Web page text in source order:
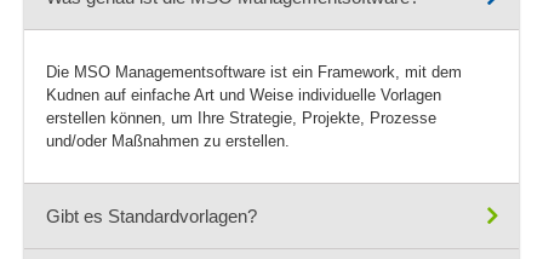
Die MSO Managementsoftware ist ein Framework, mit dem
Kudnen auf einfache Art und Weise individuelle Vorlagen
erstellen können, um Ihre Strategie, Projekte, Prozesse
und/oder Maßnahmen zu erstellen.
Gibt es Standardvorlagen?